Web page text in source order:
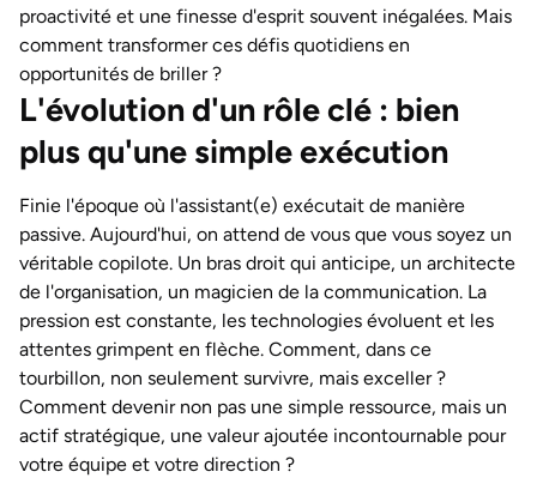
proactivité et une finesse d'esprit souvent inégalées. Mais
comment transformer ces défis quotidiens en
opportunités de briller ?
L'évolution d'un rôle clé : bien
plus qu'une simple exécution
Finie l'époque où l'assistant(e) exécutait de manière
passive. Aujourd'hui, on attend de vous que vous soyez un
véritable copilote. Un bras droit qui anticipe, un architecte
de l'organisation, un magicien de la communication. La
pression est constante, les technologies évoluent et les
attentes grimpent en flèche. Comment, dans ce
tourbillon, non seulement survivre, mais exceller ?
Comment devenir non pas une simple ressource, mais un
actif stratégique, une valeur ajoutée incontournable pour
votre équipe et votre direction ?